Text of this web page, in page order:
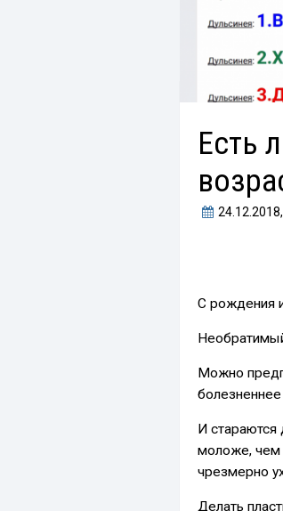
Есть
24.12.2018
С рождения
Можно
И
моложе, чем
чрезмерно
Делать